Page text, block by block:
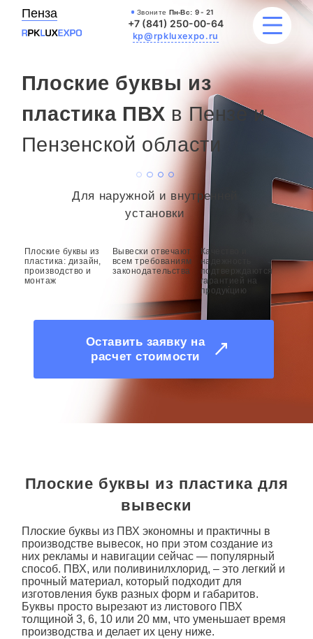
Пенза Звоните Пн-Вс: 9 - 21
+7 (841) 250-00-64
kp@rpkluxexpo.ru
УСЛУГИ
НАШИ РАБОТЫ
О КОМПАНИИ
Плоские буквы из
пластика ПВХ в Пензе и
Пензенской области
Для наружной и внутренней
установки
Плоские буквы из
пластика: дизайн,
производство и
монтаж
Вывески отвечают
всем требованиям
законодательства
Качество и
надежность
подтверждаются
гарантией на
продукцию
Оставить заявку на
расчет стоимости
Плоские буквы из пластика для
вывески
Плоские буквы из ПВХ экономны и практичны в
производстве вывесок, но при этом создание из
них рекламы и навигации сейчас — популярный
способ. ПВХ, или поливинилхлорид, – это легкий и
прочный материал, который подходит для
изготовления букв разных форм и габаритов.
Буквы просто вырезают из листового ПВХ
толщиной 3, 6, 10 или 20 мм, что уменьшает время
производства и делает их цену ниже.